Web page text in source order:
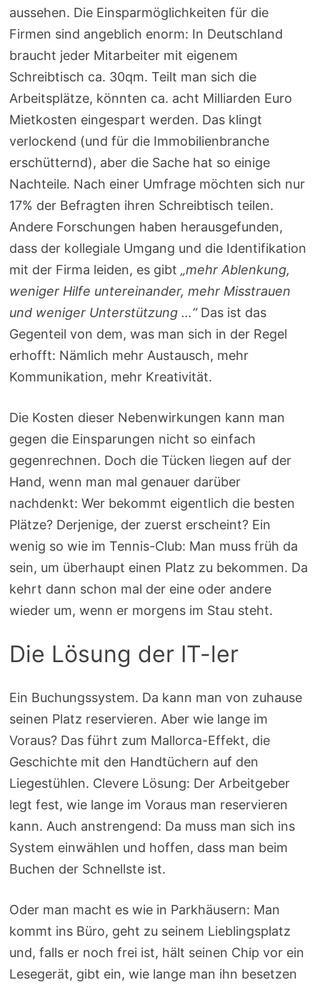
aussehen. Die Einsparmöglichkeiten für die
Firmen sind angeblich enorm: In Deutschland
braucht jeder Mitarbeiter mit eigenem
Schreibtisch ca. 30qm. Teilt man sich die
Arbeitsplätze, könnten ca. acht Milliarden Euro
Mietkosten eingespart werden. Das klingt
verlockend (und für die Immobilienbranche
erschütternd), aber die Sache hat so einige
Nachteile. Nach einer Umfrage möchten sich nur
17% der Befragten ihren Schreibtisch teilen.
Andere Forschungen haben herausgefunden,
dass der kollegiale Umgang und die Identifikation
mit der Firma leiden, es gibt„mehr Ablenkung,
weniger Hilfe untereinander, mehr Misstrauen
und weniger Unterstützung …“Das ist das
Gegenteil von dem, was man sich in der Regel
erhofft: Nämlich mehr Austausch, mehr
Kommunikation, mehr Kreativität.
Die Kosten dieser Nebenwirkungen kann man
gegen die Einsparungen nicht so einfach
gegenrechnen. Doch die Tücken liegen auf der
Hand, wenn man mal genauer darüber
nachdenkt: Wer bekommt eigentlich die besten
Plätze? Derjenige, der zuerst erscheint? Ein
wenig so wie im Tennis-Club: Man muss früh da
sein, um überhaupt einen Platz zu bekommen. Da
kehrt dann schon mal der eine oder andere
wieder um, wenn er morgens im Stau steht.
Die Lösung der IT-ler
Ein Buchungssystem. Da kann man von zuhause
seinen Platz reservieren. Aber wie lange im
Voraus? Das führt zum Mallorca-Effekt, die
Geschichte mit den Handtüchern auf den
Liegestühlen. Clevere Lösung: Der Arbeitgeber
legt fest, wie lange im Voraus man reservieren
kann. Auch anstrengend: Da muss man sich ins
System einwählen und hoffen, dass man beim
Buchen der Schnellste ist.
Oder man macht es wie in Parkhäusern: Man
kommt ins Büro, geht zu seinem Lieblingsplatz
und, falls er noch frei ist, hält seinen Chip vor ein
Lesegerät, gibt ein, wie lange man ihn besetzen